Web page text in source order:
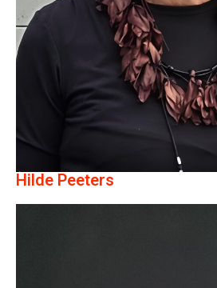
Hilde Peeters